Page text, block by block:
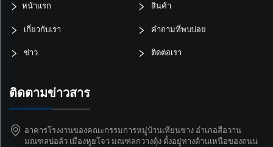
หน้าแรก สินค้า
เกี่ยวกับเรา คำถามที่พบบ่อย
ข่าว ติดต่อเรา
ติดตามข่าวสาร
อาคารโรงงานของคณะกรรมการหมู่บ้านเทียนชาง อำเภอสือวาน
มณฑลบ่อลัว เมืองหูยโจว มณฑลกวางตุ้ง ตั้งอยู่ทางด้านเหนือของถนน